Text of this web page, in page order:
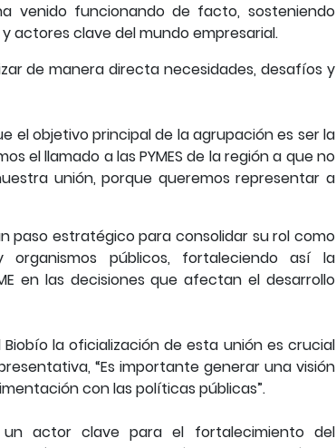
venido funcionando de facto, sosteniendo
actores clave del mundo empresarial.
de manera directa necesidades, desafíos y
el objetivo principal de la agrupación es ser la
el llamado a las PYMES de la región a que no
unión, porque queremos representar a
paso estratégico para consolidar su rol como
públicos, fortaleciendo así la
en las decisiones que afectan el desarrollo
la oficialización de esta unión es crucial
“Es importante generar una visión
con las políticas públicas”.
actor clave para el fortalecimiento del